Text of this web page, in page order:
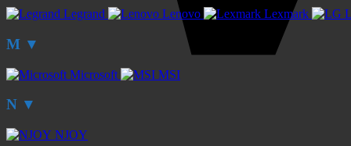
Legrand Lenovo Lexmark
M ▼
Microsoft MSI
N ▼
NJOY